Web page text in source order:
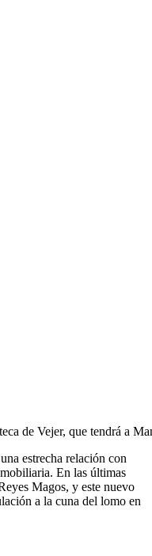
de Vejer, que tendrá a
estrecha relación con
En las últimas
Magos, y este nuevo
a la cuna del lomo en